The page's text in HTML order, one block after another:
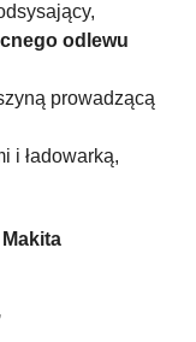
odlewu
prowadzącą
i ładowarką,
Makita